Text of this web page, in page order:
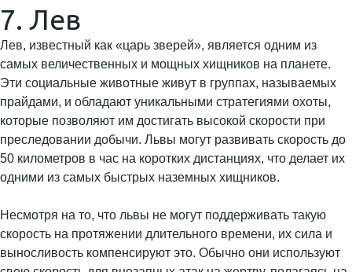
7. Лев
Лев, известный как «царь зверей», является одним из
самых величественных и мощных хищников на планете.
Эти социальные животные живут в группах, называемых
прайдами, и обладают уникальными стратегиями охоты,
которые позволяют им достигать высокой скорости при
преследовании добычи. Львы могут развивать скорость до
50 километров в час на коротких дистанциях, что делает их
одними из самых быстрых наземных хищников.
Несмотря на то, что львы не могут поддерживать такую
скорость на протяжении длительного времени, их сила и
выносливость компенсируют это. Обычно они используют